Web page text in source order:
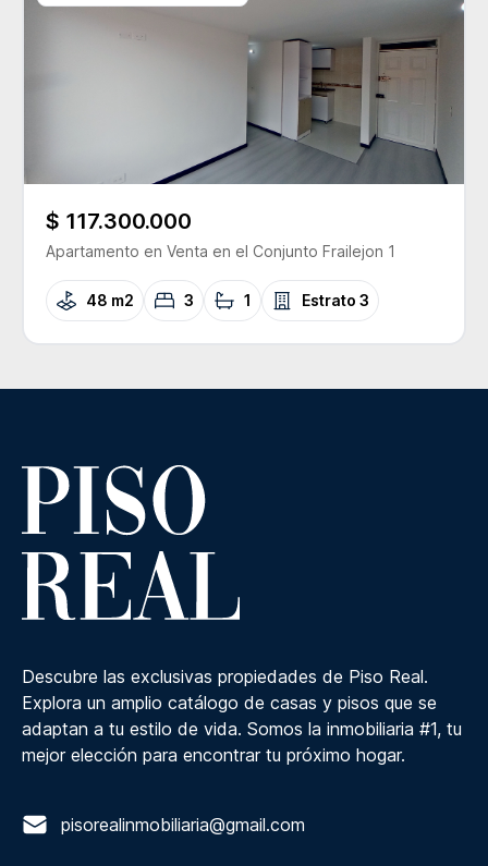
$ 117.300.000
Apartamento en Venta en el Conjunto Frailejon 1
48 m2 3 1 Estrato 3
Descubre las exclusivas propiedades de Piso Real.
Explora un amplio catálogo de casas y pisos que se
adaptan a tu estilo de vida. Somos la inmobiliaria #1, tu
mejor elección para encontrar tu próximo hogar.
pisorealinmobiliaria@gmail.com